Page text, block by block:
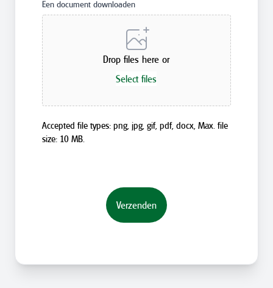
Een document downloaden
Drop files here or
Select files
Accepted file types: png, jpg, gif, pdf, docx, Max. file
size: 10 MB.